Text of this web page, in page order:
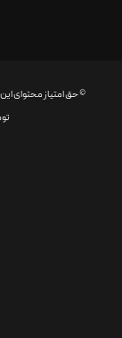
© حق امتیاز محتوای